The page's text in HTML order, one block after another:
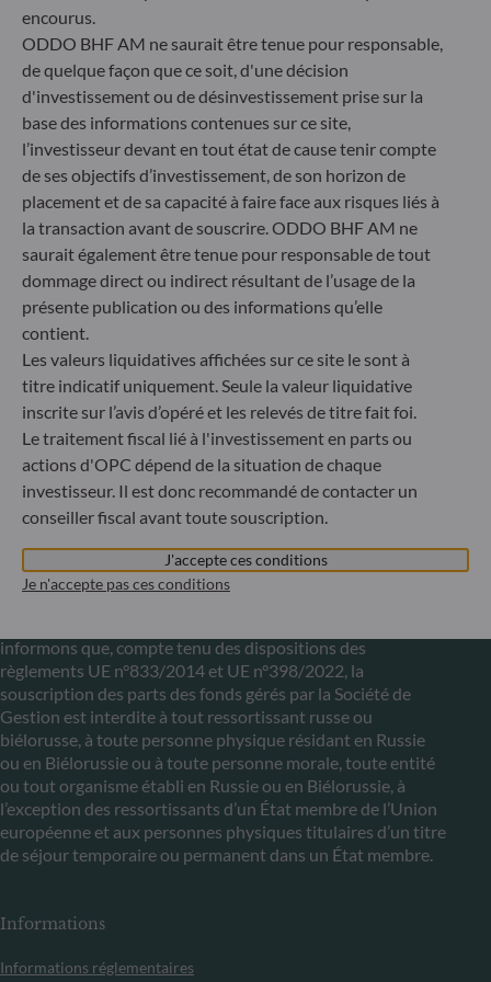
Gallusanlage 8
60329 Frankfurt am Main
Allemagne
+49 (0) 69 920 50 0
Société de Gestion de Portefeuille agréée par la
Bundesanstalt für Finanzdienstleistungsaufsicht (« BaFin »)
Enregistrement commercial : HRB 11971 tribunal local de
Düsseldorf
ODDO BHF Asset Management LUX
6, rue Gabriel Lippmann
L-5365 Munsbach
Luxembourg
+352 45 76 76 245
Enregistré au registre du commerce et des sociétés de
Luxembourg sous le numéro B 29891 Agréé et supervisé
par la commission de Surveillance du Secteur Financier
(CSSF)
Russie
informons que, compte tenu des dispositions des
règlements UE n°833/2014 et UE n°398/2022, la
souscription des parts des fonds gérés par la Société de
Gestion est interdite à tout ressortissant russe ou
biélorusse, à toute personne physique résidant en Russie
ou en Biélorussie ou à toute personne morale, toute entité
ou tout organisme établi en Russie ou en Biélorussie, à
l’exception des ressortissants d’un État membre de l’Union
européenne et aux personnes physiques titulaires d’un titre
de séjour temporaire ou permanent dans un État membre.
Informations
Informations réglementaires
encourus.
ODDO BHF AM ne saurait être tenue pour responsable,
de quelque façon que ce soit, d'une décision
d'investissement ou de désinvestissement prise sur la
base des informations contenues sur ce site,
l’investisseur devant en tout état de cause tenir compte
de ses objectifs d’investissement, de son horizon de
placement et de sa capacité à faire face aux risques liés à
la transaction avant de souscrire. ODDO BHF AM ne
saurait également être tenue pour responsable de tout
dommage direct ou indirect résultant de l’usage de la
présente publication ou des informations qu’elle
contient.
Les valeurs liquidatives affichées sur ce site le sont à
titre indicatif uniquement. Seule la valeur liquidative
inscrite sur l’avis d’opéré et les relevés de titre fait foi.
Le traitement fiscal lié à l'investissement en parts ou
actions d'OPC dépend de la situation de chaque
investisseur. Il est donc recommandé de contacter un
conseiller fiscal avant toute souscription.
J'accepte ces conditions
Je n'accepte pas ces conditions